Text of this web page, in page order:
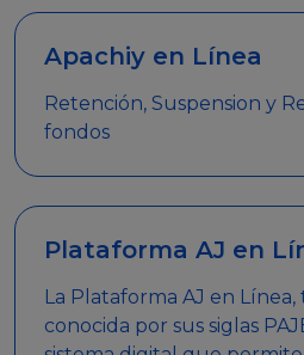
clave.
Apachiy en Línea
Retención, Suspension y
fondos
Plataforma AJ en
La Plataforma AJ en
conocida por sus siglas